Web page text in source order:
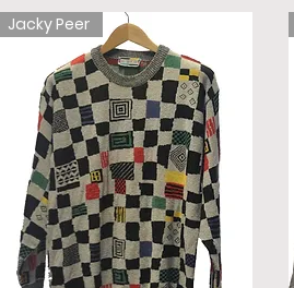
Jacky Peer